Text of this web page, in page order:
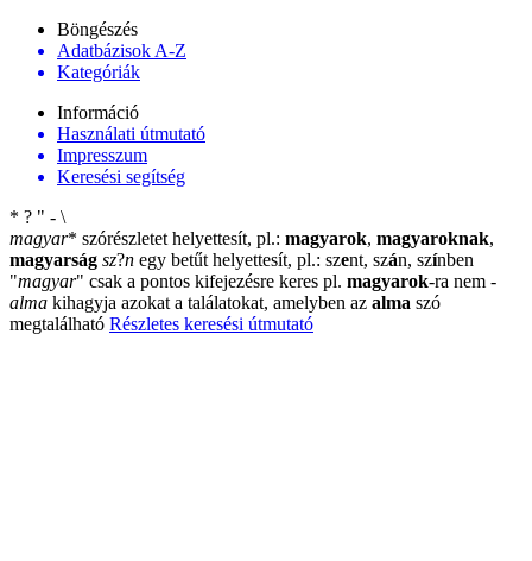
Böngészés
Adatbázisok A-Z
Kategóriák
Információ
Használati útmutató
Impresszum
Keresési segítség
* ? " - \
magyar* szórészletet helyettesít, pl.: magyarok, magyaroknak,
magyarság sz?n egy betűt helyettesít, pl.: szent, szán, színben
"magyar" csak a pontos kifejezésre keres pl. magyarok-ra nem -
alma kihagyja azokat a találatokat, amelyben az alma szó
megtalálható Részletes keresési útmutató